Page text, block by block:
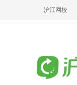
沪江网校